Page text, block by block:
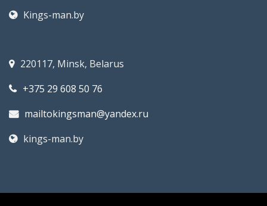
Kings-man.by
220117, Minsk, Belarus
+375 29 608 50 76
mailtokingsman@yandex.ru
kings-man.by